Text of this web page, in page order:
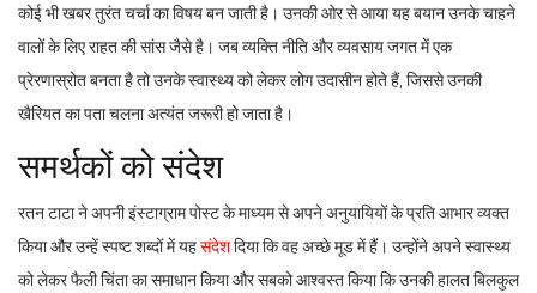
कोई भी खबर तुरंत चर्चा का विषय बन जाती है। उनकी ओर से आया यह बयान उनके चाहने
वालों के लिए राहत की सांस जैसे है। जब व्यक्ति नीति और व्यवसाय जगत में एक
प्रेरणास्रोत बनता है तो उनके स्वास्थ्य को लेकर लोग उदासीन होते हैं, जिससे उनकी
खैरियत का पता चलना अत्यंत जरूरी हो जाता है।
समर्थकों को संदेश
रतन टाटा ने अपनी इंस्टाग्राम पोस्ट के माध्यम से अपने अनुयायियों के प्रति आभार व्यक्त
किया और उन्हें स्पष्ट शब्दों में यहसंदेशदिया कि वह अच्छे मूड में हैं। उन्होंने अपने स्वास्थ्य
को लेकर फैली चिंता का समाधान किया और सबको आश्वस्त किया कि उनकी हालत बिलकुल